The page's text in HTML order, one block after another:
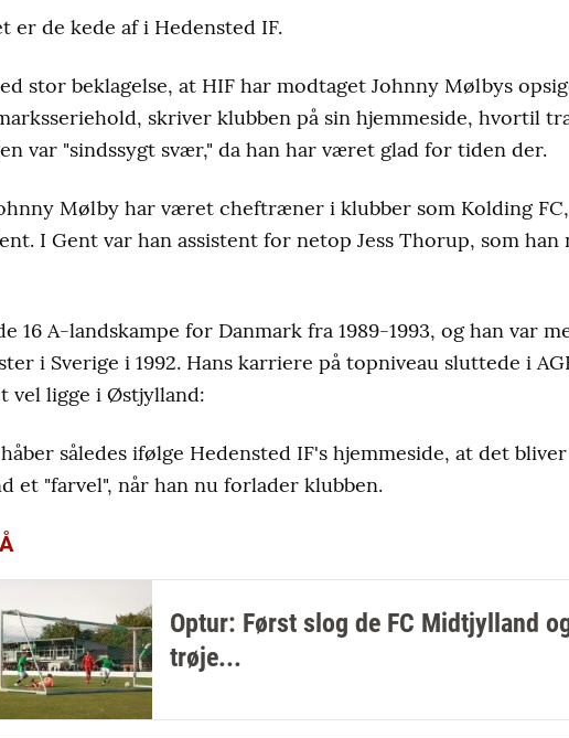
er de kede af i Hedensted IF.
stor beklagelse, at HIF har modtaget Johnny Mølbys
skriver klubben på sin hjemmeside, hvortil
var "sindssygt svær," da han har været glad for tiden der.
Mølby har været cheftræner i klubber som Kolding FC,
I Gent var han assistent for netop Jess Thorup, som han
16 A-landskampe for Danmark fra 1989-1993, og han var
i Sverige i 1992. Hans karriere på topniveau sluttede i
vel ligge i Østjylland:
således ifølge Hedensted IF's hjemmeside, at det
et "farvel", når han nu forlader klubben.
Optur: Først slog de FC Midtjylland
trøje...